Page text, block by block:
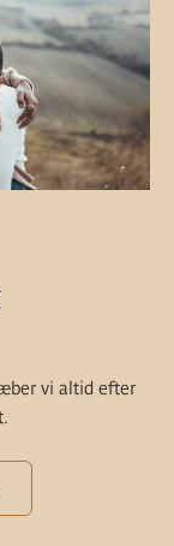
vi altid efter